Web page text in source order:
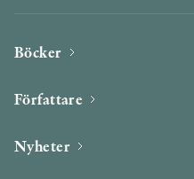
Böcker
Författare
Nyheter